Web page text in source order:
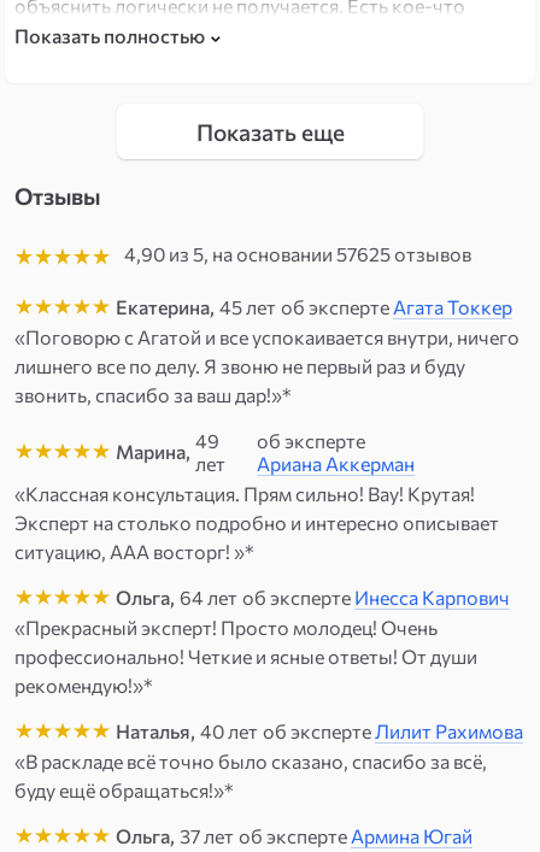
объяснить логически не получается. Есть кое-что
редкое в моей работе: три системы сразу — карты,
Показать полностью
Показать еще
Отзывы
4,90 из 5, на основании 57625отзывов
Екатерина, 45 лет об эксперте Агата Токкер
«Поговорю с Агатой и все успокаивается внутри, ничего
лишнего все по делу. Я звоню не первый раз и буду
звонить, спасибо за ваш дар!»*
Марина, 49
лет
об эксперте
Ариана Аккерман
«Классная консультация. Прям сильно! Вау! Крутая!
Эксперт на столько подробно и интересно описывает
ситуацию, ААА восторг! »*
Ольга, 64 лет об эксперте Инесса Карпович
«Прекрасный эксперт! Просто молодец! Очень
профессионально! Четкие и ясные ответы! От души
рекомендую!»*
Наталья, 40 лет об эксперте Лилит Рахимова
«В раскладе всё точно было сказано, спасибо за всё,
буду ещё обращаться!»*
Ольга, 37 лет об эксперте Армина Югай